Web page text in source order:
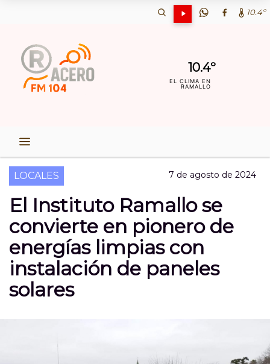
10.4º
10.4º
EL CLIMA EN
RAMALLO
LOCALES 7 de agosto de 2024
El Instituto Ramallo se
convierte en pionero de
energías limpias con
instalación de paneles
solares